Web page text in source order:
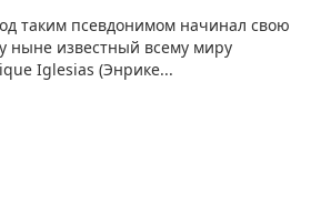
таким псевдонимом начинал свою
ныне известный всему миру
Iglesias (Энрике...